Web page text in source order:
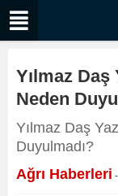
Yılmaz Daş
Neden
Yılmaz Daş
Duyulmadı?
Ağrı Haberleri